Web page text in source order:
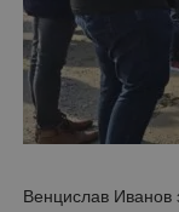
Венцислав Иванов